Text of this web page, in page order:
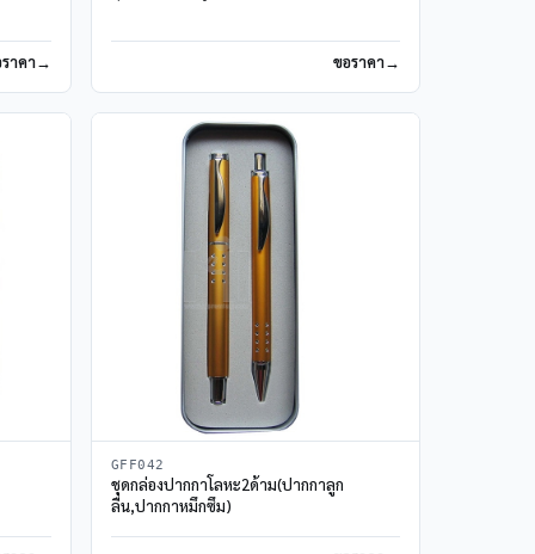
าคา ขอราคา
GFF042
ชุดกล่องปากกาโลหะ2ด้าม(ปากกาลูก
ลื่น,ปากกาหมึกซึม)